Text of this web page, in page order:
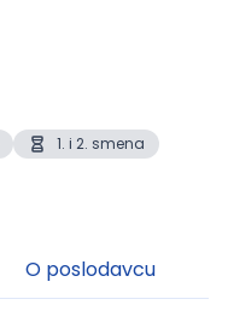
1. i 2. smena
O poslodavcu